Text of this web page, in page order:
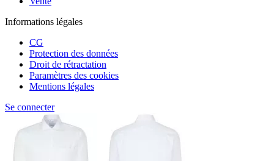
Informations légales
CG
Protection des données
Droit de rétractation
Paramètres des cookies
Mentions légales
Se connecter